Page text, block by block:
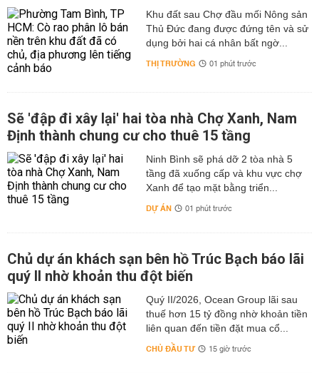
Khu đất sau Chợ đầu mối Nông sản
Thủ Đức đang được đứng tên và sử
dụng bởi hai cá nhân bất ngờ...
THỊ TRƯỜNG 01 phút trước
Sẽ 'đập đi xây lại' hai tòa nhà Chợ Xanh, Nam
Định thành chung cư cho thuê 15 tầng
Ninh Bình sẽ phá dỡ 2 tòa nhà 5
tầng đã xuống cấp và khu vực chợ
Xanh để tạo mặt bằng triển...
DỰ ÁN 01 phút trước
Chủ dự án khách sạn bên hồ Trúc Bạch báo lãi
quý II nhờ khoản thu đột biến
Quý II/2026, Ocean Group lãi sau
thuế hơn 15 tỷ đồng nhờ khoản tiền
liên quan đến tiền đặt mua cổ...
CHỦ ĐẦU TƯ 15 giờ trước